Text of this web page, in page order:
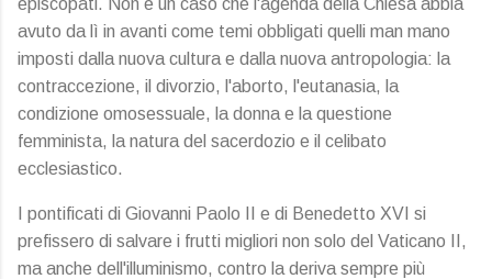
avuto da lì in avanti come temi obbligati quelli man mano
imposti dalla nuova cultura e dalla nuova antropologia: la
contraccezione, il divorzio, l'aborto, l'eutanasia, la
condizione omosessuale, la donna e la questione
femminista, la natura del sacerdozio e il celibato
ecclesiastico.
I pontificati di Giovanni Paolo II e di Benedetto XVI si
prefissero di salvare i frutti migliori non solo del Vaticano II,
ma anche dell'illuminismo, contro la deriva sempre più